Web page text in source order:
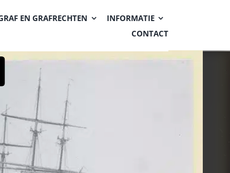
EN GRAFRECHTEN
INFORMATIE
CONTACT